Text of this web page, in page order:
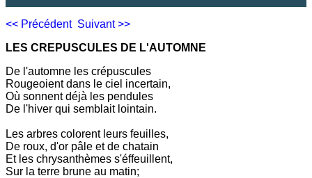
<< Précédent Suivant >>
LES CREPUSCULES DE L'AUTOMNE
De l'automne les crépuscules
Rougeoient dans le ciel incertain,
Où sonnent déjà les pendules
De l'hiver qui semblait lointain.
Les arbres colorent leurs feuilles,
De roux, d'or pâle et de chatain
Et les chrysanthèmes s'éffeuillent,
Sur la terre brune au matin;